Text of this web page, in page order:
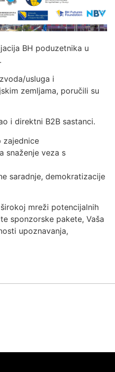
BH poduzetnika u
usluga i
zemljama, poručili su
i direktni B2B sastanci.
zajednice
snaženje veza s
saradnje, demokratizacije
mreži potencijalnih
sponzorske pakete, Vaša
upoznavanja,